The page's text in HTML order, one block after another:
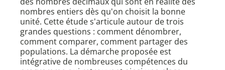
nombres entiers dès qu'on choisit la bonne
unité. Cette étude s'articule autour de trois
grandes questions : comment dénombrer,
comment comparer, comment partager des
populations. La démarche proposée est
intégrative de nombreuses compétences du